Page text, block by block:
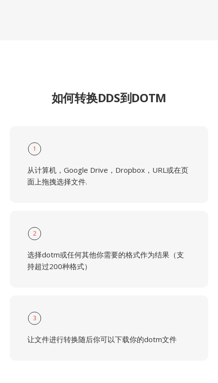
如何转换DDS到DOTM
1
从计算机，Google Drive，Dropbox，URL或在页
面上拖拽选择文件.
2
选择dotm或任何其他你需要的格式作为结果（支
持超过200种格式）
3
让文件进行转换随后你可以下载你的dotm文件